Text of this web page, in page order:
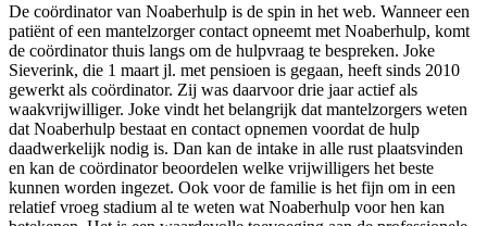
De coördinator van Noaberhulp is de spin in het web. Wanneer een
patiënt of een mantelzorger contact opneemt met Noaberhulp, komt
de coördinator thuis langs om de hulpvraag te bespreken. Joke
Sieverink, die 1 maart jl. met pensioen is gegaan, heeft sinds 2010
gewerkt als coördinator. Zij was daarvoor drie jaar actief als
waakvrijwilliger. Joke vindt het belangrijk dat mantelzorgers weten
dat Noaberhulp bestaat en contact opnemen voordat de hulp
daadwerkelijk nodig is. Dan kan de intake in alle rust plaatsvinden
en kan de coördinator beoordelen welke vrijwilligers het beste
kunnen worden ingezet. Ook voor de familie is het fijn om in een
relatief vroeg stadium al te weten wat Noaberhulp voor hen kan